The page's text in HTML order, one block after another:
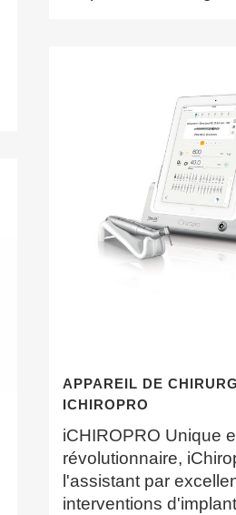
APPAREIL DE
ICHIROPRO
iCHIROPRO Unique
révolutionnaire,
l'assistant par
interventions